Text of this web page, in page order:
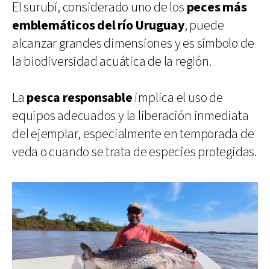
El surubí, considerado uno de los peces más
emblemáticos del río Uruguay, puede
alcanzar grandes dimensiones y es símbolo de
la biodiversidad acuática de la región.
La pesca responsable implica el uso de
equipos adecuados y la liberación inmediata
del ejemplar, especialmente en temporada de
veda o cuando se trata de especies protegidas.